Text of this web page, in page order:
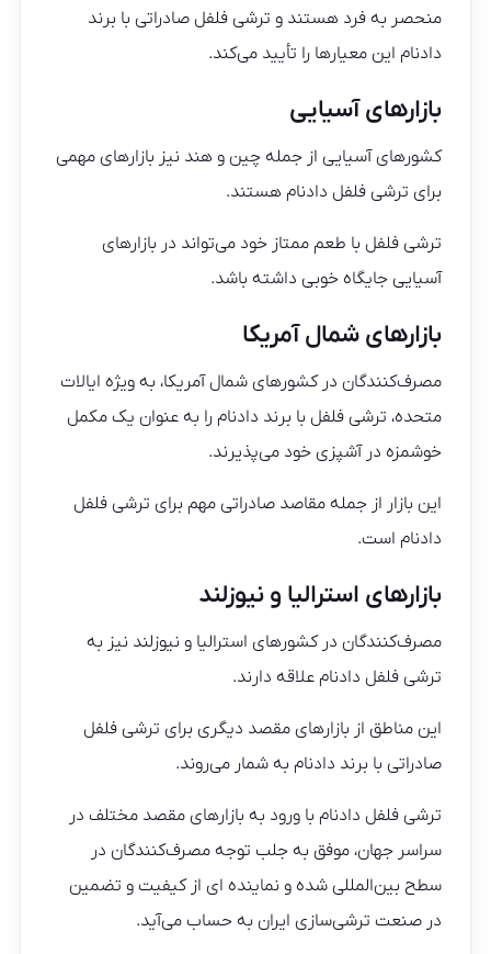
منحصر به فرد هستند و ترشی فلفل صادراتی با برند
دادنام این معیارها را تأیید می‌کند.
بازارهای آسیایی
کشورهای آسیایی از جمله چین و هند نیز بازارهای مهمی
برای ترشی فلفل دادنام هستند.
ترشی فلفل با طعم ممتاز خود می‌تواند در بازارهای
آسیایی جایگاه خوبی داشته باشد.
بازارهای شمال آمریکا
مصرف‌کنندگان در کشورهای شمال آمریکا، به ویژه ایالات
متحده، ترشی فلفل با برند دادنام را به عنوان یک مکمل
خوشمزه در آشپزی خود می‌پذیرند.
این بازار از جمله مقاصد صادراتی مهم برای ترشی فلفل
دادنام است.
بازارهای استرالیا و نیوزلند
مصرف‌کنندگان در کشورهای استرالیا و نیوزلند نیز به
ترشی فلفل دادنام علاقه دارند.
این مناطق از بازارهای مقصد دیگری برای ترشی فلفل
صادراتی با برند دادنام به شمار می‌روند.
ترشی فلفل دادنام با ورود به بازارهای مقصد مختلف در
سراسر جهان، موفق به جلب توجه مصرف‌کنندگان در
سطح بین‌المللی شده و نماینده ای از کیفیت و تضمین
در صنعت ترشی‌سازی ایران به حساب می‌آید.